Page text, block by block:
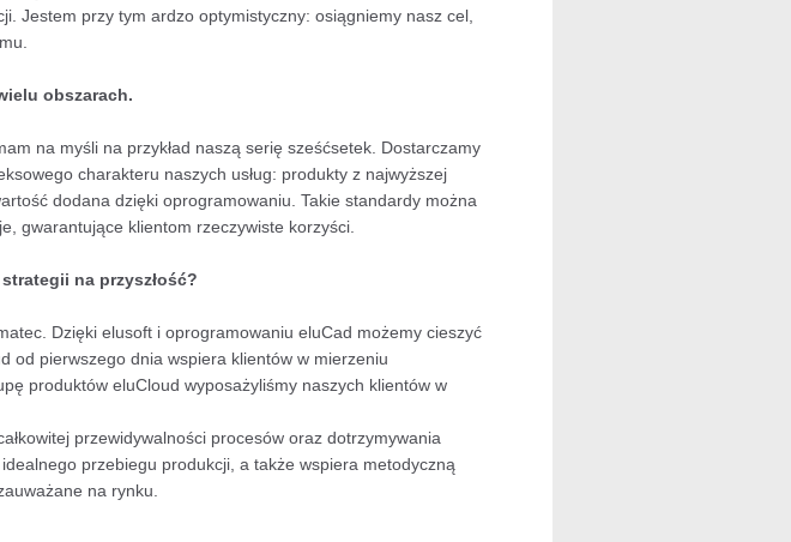
Jestem przy tym ardzo optymistyczny: osiągniemy nasz cel,
obszarach.
na myśli na przykład naszą serię sześćsetek. Dostarczamy
charakteru naszych usług: produkty z najwyższej
dodana dzięki oprogramowaniu. Takie standardy można
gwarantujące klientom rzeczywiste korzyści.
na przyszłość?
Dzięki elusoft i oprogramowaniu eluCad możemy cieszyć
od pierwszego dnia wspiera klientów w mierzeniu
produktów eluCloud wyposażyliśmy naszych klientów w
przewidywalności procesów oraz dotrzymywania
przebiegu produkcji, a także wspiera metodyczną
na rynku.